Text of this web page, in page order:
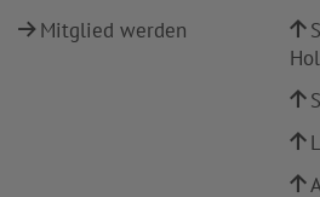
Mitglied werden